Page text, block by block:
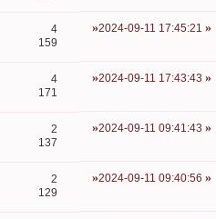
4
159
2024-09-11 17:45:21
4
171
2024-09-11 17:43:43
2
137
2024-09-11 09:41:43
2
129
2024-09-11 09:40:56